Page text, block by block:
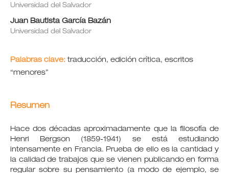
Universidad del Salvador
Juan Bautista García Bazán
Universidad del Salvador
Palabras clave: traducción, edición crítica, escritos
“menores”
Resumen
Hace dos décadas aproximadamente que la filosofía de
Henri Bergson (1859-1941) se está estudiando
intensamente en Francia. Prueba de ello es la cantidad y
la calidad de trabajos que se vienen publicando en forma
regular sobre su pensamiento (a modo de ejemplo, se